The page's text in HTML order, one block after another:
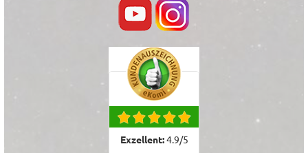
Exzellent:4.9/5